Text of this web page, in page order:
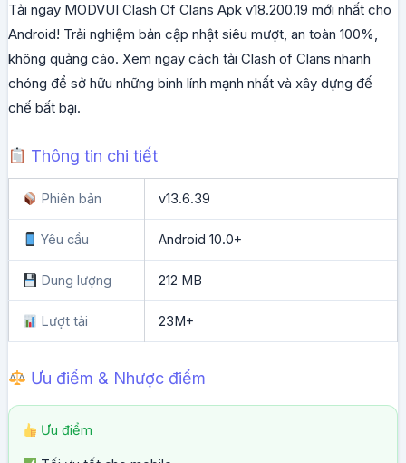
Tải ngay MODVUI Clash Of Clans Apk v18.200.19 mới nhất cho
Android! Trải nghiệm bản cập nhật siêu mượt, an toàn 100%,
không quảng cáo. Xem ngay cách tải Clash of Clans nhanh
chóng để sở hữu những binh lính mạnh nhất và xây dựng đế
chế bất bại.
Thông tin chi tiết
Phiên bản v13.6.39
Yêu cầu Android 10.0+
Dung lượng 212 MB
Lượt tải 23M+
Ưu điểm & Nhược điểm
Ưu điểm